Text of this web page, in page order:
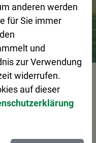
anderen werden
für Sie immer
und
zur Verwendung
widerrufen.
auf dieser